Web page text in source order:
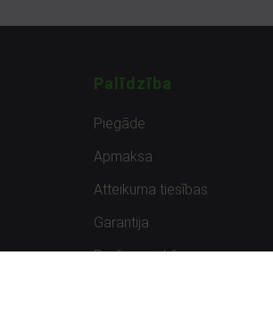
Palīdzība
Piegāde
Apmaksa
Atteikuma tiesības
Garantija
Preču uzpirkšana